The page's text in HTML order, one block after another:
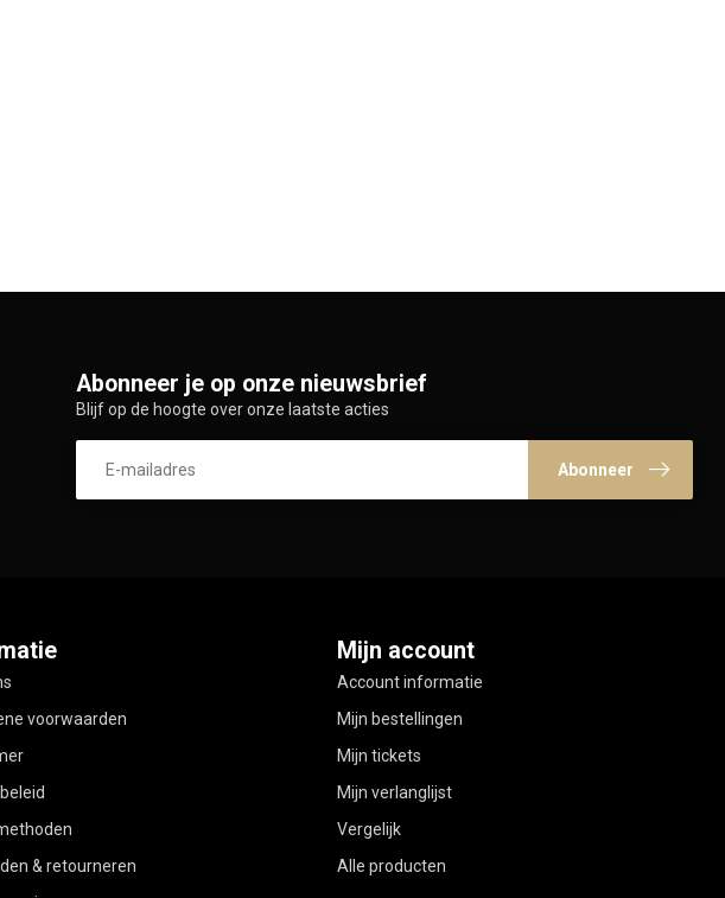
Abonneer je op onze nieuwsbrief
Blijf op de hoogte over onze laatste acties
Abonneer
voorwaarden
& retourneren
Mijn account
Account informatie
Mijn bestellingen
Mijn tickets
Mijn verlanglijst
Vergelijk
Alle producten